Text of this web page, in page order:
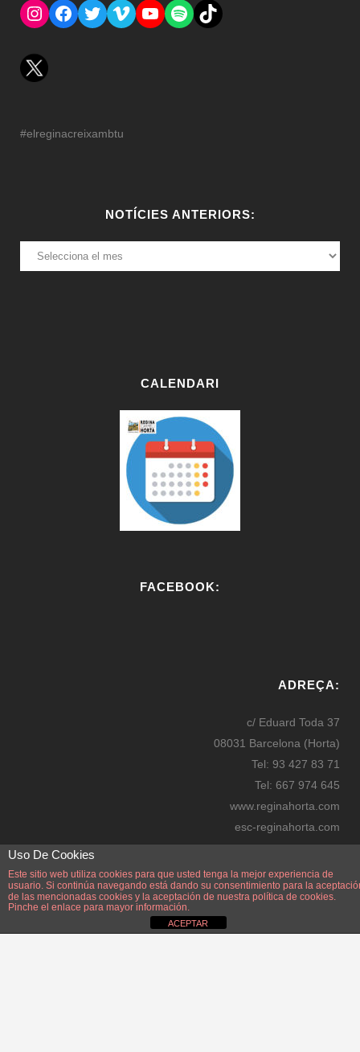
Instagram
Facebook
TwitterVimeoYouTube
SpotifyEl Tik Tok del Regina.
#elreginacreixambtu
NOTÍCIES ANTERIORS:
NOTÍCIES
ANTERIORS:
CALENDARI
FACEBOOK:
ADREÇA:
c/ Eduard Toda 37
08031 Barcelona (Horta)
Tel: 93 427 83 71
Tel: 667 974 645
www.reginahorta.com
esc-reginahorta.com
secretaria@reginahorta.com
Mapa
Uso De Cookies
Este sitio web utiliza cookies para que usted tenga la mejor experiencia de
usuario. Si continúa navegando está dando su consentimiento para la
de las mencionadas cookies y la aceptación de nuestra política de cookies.
Pinche el enlace para mayor información.
ACEPTAR